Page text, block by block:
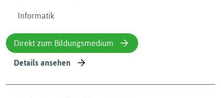
Informatik
Direkt zum Bildungsmedium
Details ansehen